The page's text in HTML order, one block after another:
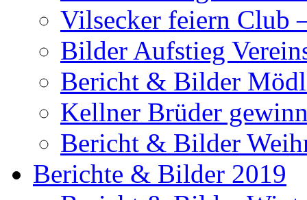
Vilsecker feiern Club
Bilder Aufstieg
Bericht & Bilder
Kellner Brüder
Bericht & Bilder
Berichte & Bilder 2019